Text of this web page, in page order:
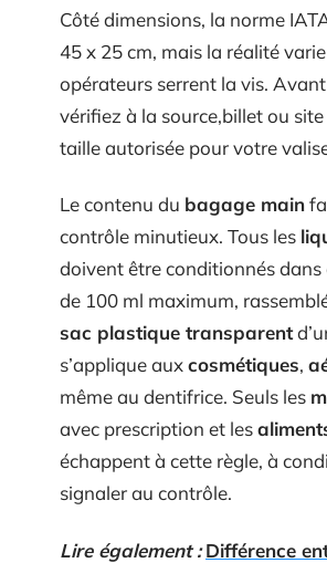
Côté dimensions, la norme
45 x 25 cm, mais la réalité
opérateurs serrent la vis.
vérifiez à la source,billet ou
taille autorisée pour votre
Le contenu du bagage main
contrôle minutieux. Tous les
doivent être conditionnés dans
de 100 ml maximum,
sac plastique transparent
s’applique auxcosmétiques,
même au dentifrice. Seuls les
avec prescription et les
échappent à cette règle, à
signaler au contrôle.
Lire également : Différence